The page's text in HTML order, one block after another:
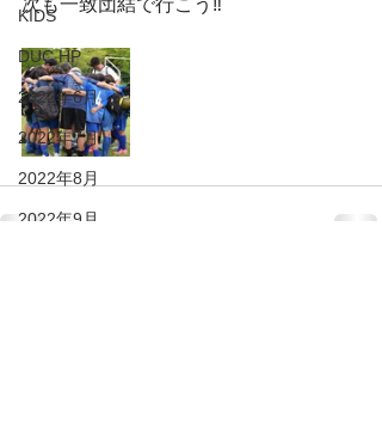
KIDS
DUC HP
2022年6月
2022年7月
2022年8月
2022年9月
次も一致団結で行こう‼️